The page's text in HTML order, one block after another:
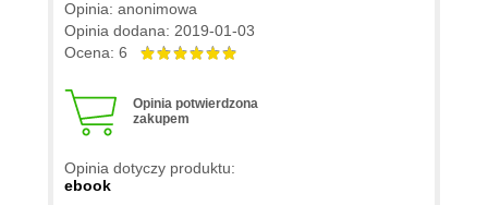
Opinia: anonimowa
Opinia dodana: 2019-01-03
Ocena: 6
Opinia potwierdzona
zakupem
Opinia dotyczy produktu:
ebook